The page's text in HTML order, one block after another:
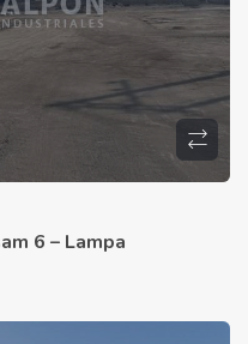
6 – Lampa